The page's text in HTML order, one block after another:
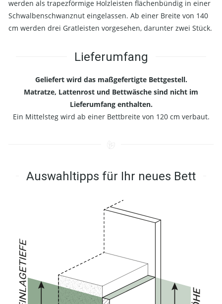
werden als trapezförmige Holzleisten flächenbündig in einer
Schwalbenschwanznut eingelassen. Ab einer Breite von 140
cm werden drei Gratleisten vorgesehen, darunter zwei Stück.
Lieferumfang
Geliefert wird das maßgefertigte Bettgestell.
Matratze, Lattenrost und Bettwäsche sind nicht im
Lieferumfang enthalten.
Ein Mittelsteg wird ab einer Bettbreite von 120 cm verbaut.
Auswahltipps für Ihr neues Bett